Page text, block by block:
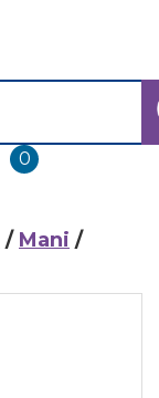
0prodotti
inseriti
/ Mani /